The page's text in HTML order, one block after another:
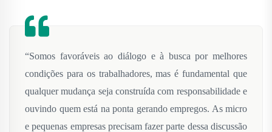
“Somos favoráveis ao diálogo e à busca por melhores
condições para os trabalhadores, mas é fundamental que
qualquer mudança seja construída com responsabilidade e
ouvindo quem está na ponta gerando empregos. As micro
e pequenas empresas precisam fazer parte dessa discussão